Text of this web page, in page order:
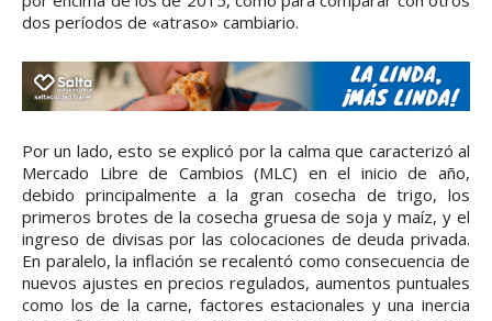
dos períodos de «atraso» cambiario.
Por un lado, esto se explicó por la calma que caracterizó al
Mercado Libre de Cambios (MLC) en el inicio de año,
debido principalmente a la gran cosecha de trigo, los
primeros brotes de la cosecha gruesa de soja y maíz, y el
ingreso de divisas por las colocaciones de deuda privada.
En paralelo, la inflación se recalentó como consecuencia de
nuevos ajustes en precios regulados, aumentos puntuales
como los de la carne, factores estacionales y una inercia